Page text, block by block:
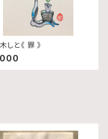
しと《 罪 》